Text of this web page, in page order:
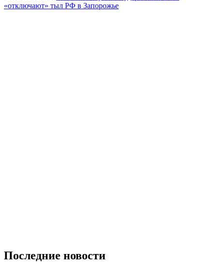
«отключают» тыл РФ в Запорожье
Последние новости